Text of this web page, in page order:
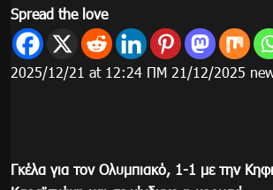
Spread the love
2025/12/21 at 12:24 ΠΜ 21/12/2025
Γκέλα για τον Ολυμπιακό, 1-1 με την